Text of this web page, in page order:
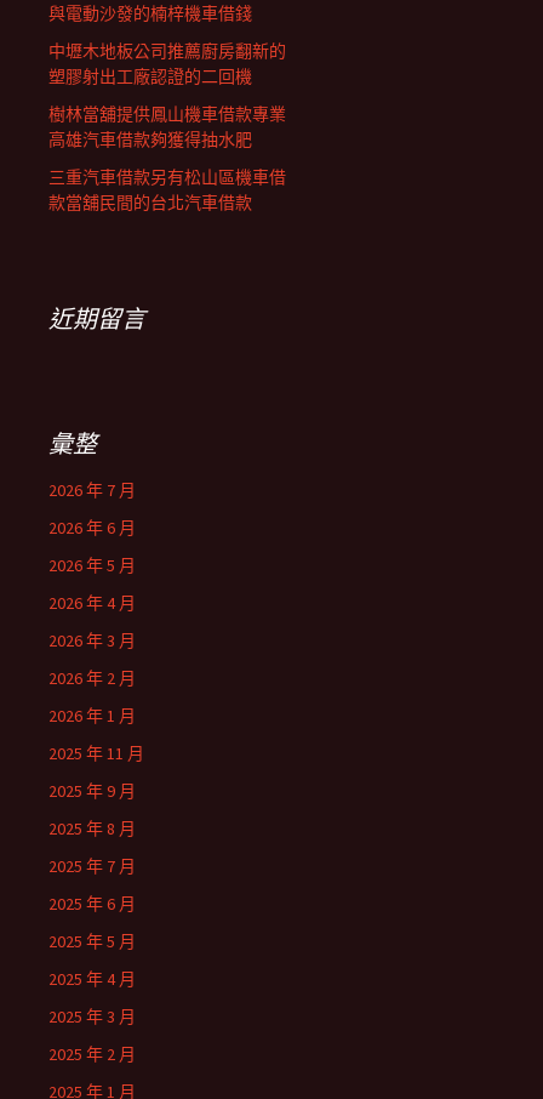
與電動沙發的楠梓機車借錢
中壢木地板公司推薦廚房翻新的
塑膠射出工廠認證的二回機
樹林當舖提供鳳山機車借款專業
高雄汽車借款夠獲得抽水肥
三重汽車借款另有松山區機車借
款當舖民間的台北汽車借款
近期留言
彙整
2026 年 7 月
2026 年 6 月
2026 年 5 月
2026 年 4 月
2026 年 3 月
2026 年 2 月
2026 年 1 月
2025 年 11 月
2025 年 9 月
2025 年 8 月
2025 年 7 月
2025 年 6 月
2025 年 5 月
2025 年 4 月
2025 年 3 月
2025 年 2 月
2025 年 1 月